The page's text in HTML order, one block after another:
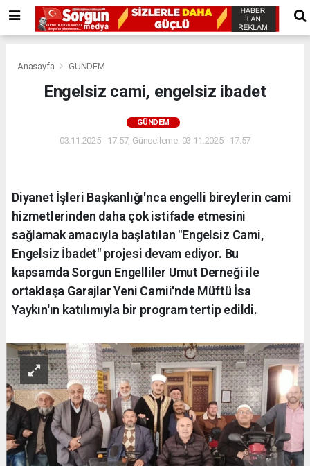
Anasayfa GÜNDEM
Engelsiz cami, engelsiz ibadet
GÜNDEM
03.11.2025 - 17:57, Güncelleme: 03.11.2025 - 17:57
Diyanet İşleri Başkanlığı'nca engelli bireylerin cami
hizmetlerinden daha çok istifade etmesini
sağlamak amacıyla başlatılan "Engelsiz Cami,
Engelsiz İbadet" projesi devam ediyor. Bu
kapsamda Sorgun Engelliler Umut Derneği ile
ortaklaşa Garajlar Yeni Camii'nde Müftü İsa
Yaykın'ın katılımıyla bir program tertip edildi.